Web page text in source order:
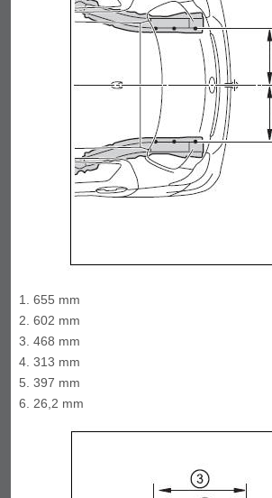
655 mm
602 mm
468 mm
313 mm
397 mm
26,2 mm